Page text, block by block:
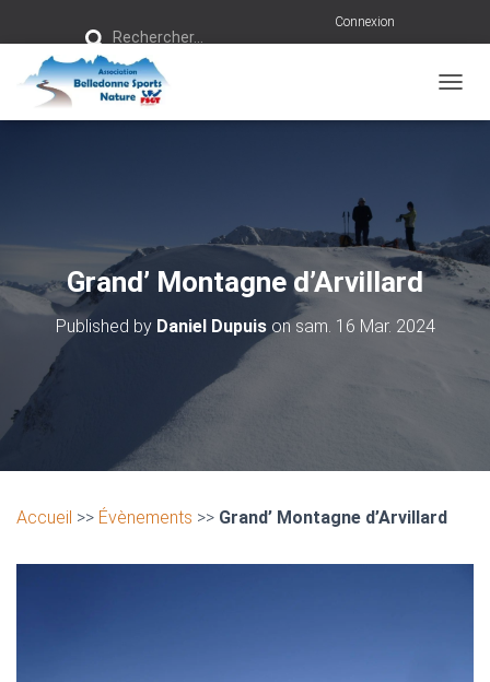
Rechercher…
Connexion
Grand’ Montagne d’Arvillard
Published by Daniel Dupuison sam. 16 Mar. 2024
Accueil >> Évènements >> Grand’ Montagne d’Arvillard